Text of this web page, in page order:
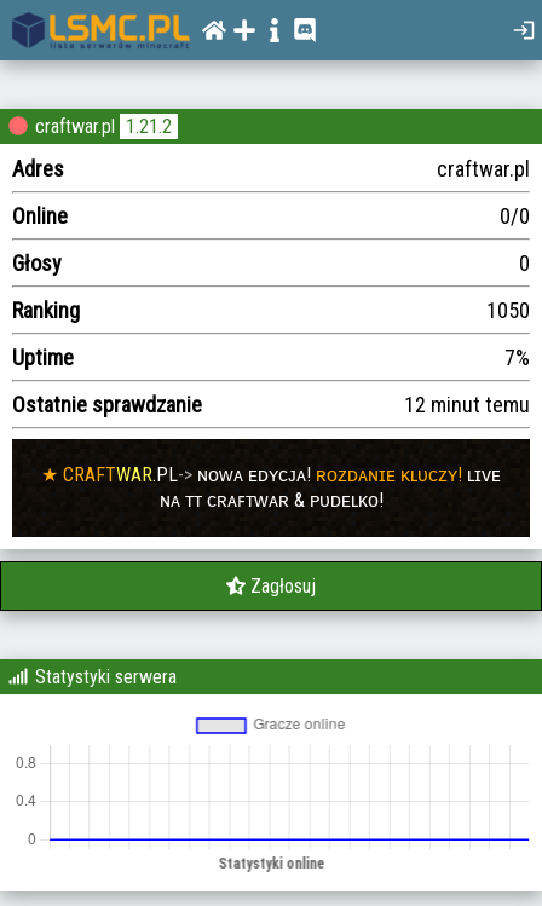
craftwar.pl 1.21.2
Adres
craftwar.pl
Online
0/0
Głosy
0
Ranking
1050
Uptime
7%
Ostatnie sprawdzanie
12 minut temu
★ CRAFTWAR.PL-> ɴᴏᴡᴀ ᴇᴅʏᴄᴊᴀ! ʀᴏᴢᴅᴀɴɪᴇ ᴋʟᴜᴄᴢʏ! ʟɪᴠᴇ
ɴᴀ ᴛᴛ ᴄʀᴀꜰᴛᴡᴀʀ & ᴘᴜᴅᴇʟᴋᴏ!
Zagłosuj
Statystyki serwera